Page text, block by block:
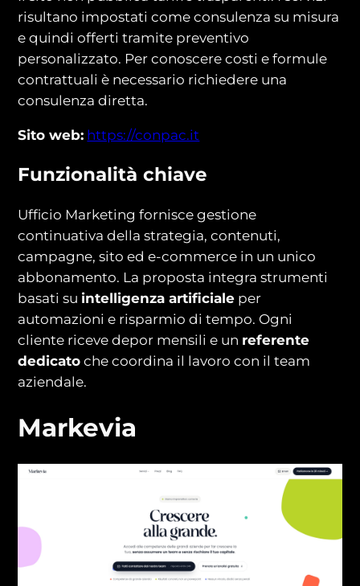
risultano impostati come consulenza su misura
e quindi offerti tramite preventivo
personalizzato. Per conoscere costi e formule
contrattuali è necessario richiedere una
consulenza diretta.
Sito web: https://conpac.it
Funzionalità chiave
Ufficio Marketing fornisce gestione
continuativa della strategia, contenuti,
campagne, sito ed e-commerce in un unico
abbonamento. La proposta integra strumenti
basati su intelligenza artificiale per
automazioni e risparmio di tempo. Ogni
cliente riceve depor mensili e un referente
dedicato che coordina il lavoro con il team
aziendale.
Markevia